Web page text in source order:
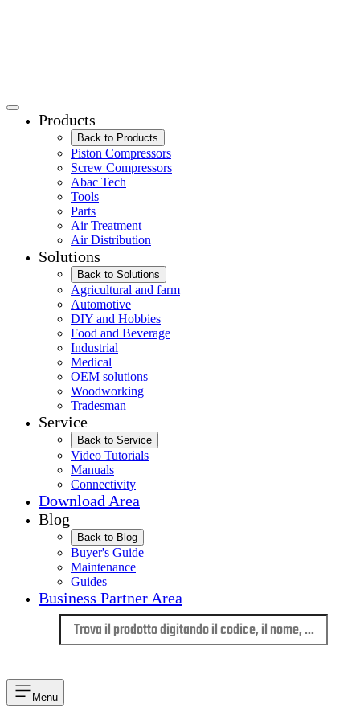
Products
Back to Products
Piston Compressors
Screw Compressors
Abac Tech
Tools
Parts
Air Treatment
Air Distribution
Solutions
Back to Solutions
Agricultural and farm
Automotive
DIY and Hobbies
Food and Beverage
Industrial
Medical
OEM solutions
Woodworking
Tradesman
Service
Back to Service
Video Tutorials
Manuals
Connectivity
Download Area
Blog
Back to Blog
Buyer's Guide
Maintenance
Guides
Business Partner Area
Menu